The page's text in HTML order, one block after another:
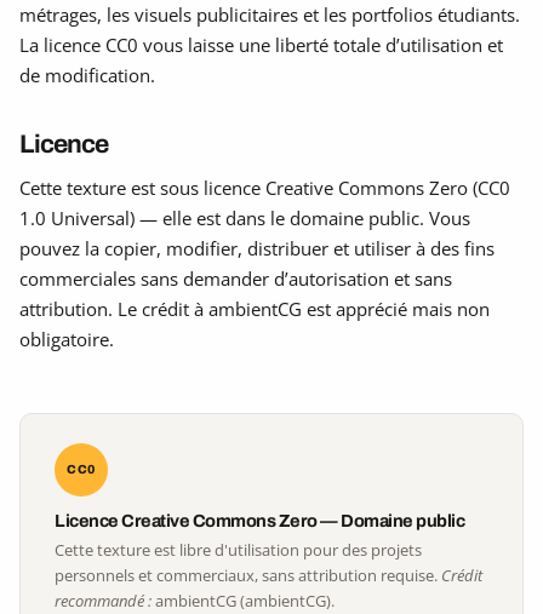
métrages, les visuels publicitaires et les portfolios étudiants.
La licence CC0 vous laisse une liberté totale d’utilisation et
de modification.
Licence
Cette texture est sous licence Creative Commons Zero (CC0
1.0 Universal) — elle est dans le domaine public. Vous
pouvez la copier, modifier, distribuer et utiliser à des fins
commerciales sans demander d’autorisation et sans
attribution. Le crédit à ambientCG est apprécié mais non
obligatoire.
CC0
Licence Creative Commons Zero — Domaine public
Cette texture est libre d'utilisation pour des projets
personnels et commerciaux, sans attribution requise. Crédit
recommandé :ambientCG (ambientCG).